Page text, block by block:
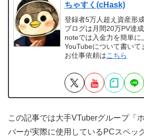
ちゃすく(cHask)
登録者5万人超え資産形
ブログは月間20万PV達成
noteでは入金力を簡単に
YouTubeについて書いて
お仕事依頼はこちら
この記事では大手VTuberグループ「
バーが実際に使用しているPCスペッ